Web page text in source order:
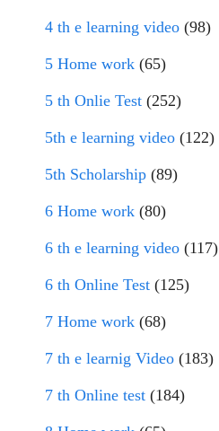
4 th e learning video (98)
5 Home work (65)
5 th Onlie Test (252)
5th e learning video (122)
5th Scholarship (89)
6 Home work (80)
6 th e learning video (117)
6 th Online Test (125)
7 Home work (68)
7 th e learnig Video (183)
7 th Online test (184)